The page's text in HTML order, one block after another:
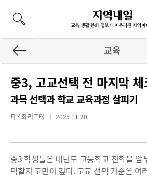
교육
중3, 고교선택 전 마지막
과목 선택과 학교 교육과정 살피기
피옥희 리포터 2025-11-20
중3 학생들은 내년도 고등학교 진학을 앞
택할지 고민이 깊다. 고교 선택 기준은 여